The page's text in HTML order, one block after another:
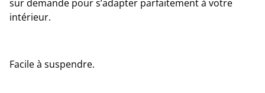
sur demande pour s’adapter parfaitement à votre
intérieur.
Facile à suspendre.